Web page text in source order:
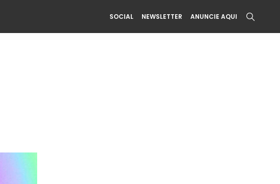
SOCIAL NEWSLETTER ANUNCIE AQUI